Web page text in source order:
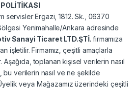
servisler Ergazi, 1812. Sk., 06370
Yenimahalle/Ankara adresinde
Sanayi Ticaret LTD.ŞTİ.firmamıza
işletilir. Firmamız, çeşitli amaçlarla
toplanan kişisel verilerin nasıl
bu verilerin nasıl ve ne şekilde
veya Mağazamız üzerindeki çeşitli